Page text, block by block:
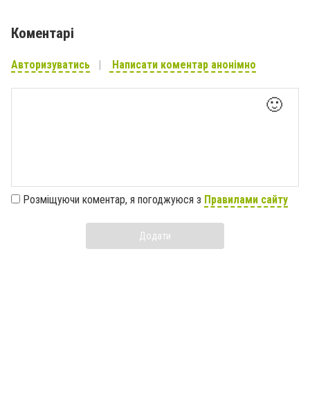
Коментарі
Авторизуватись Написати коментар анонімно
🙂
Розміщуючи коментар, я погоджуюся з Правилами сайту
Додати